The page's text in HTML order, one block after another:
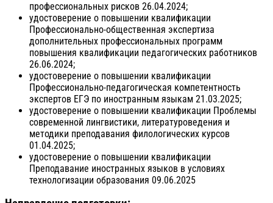
профессиональных рисков 26.04.2024;
удостоверение о повышении квалификации
Профессионально-общественная экспертиза
дополнительных профессиональных программ
повышения квалификации педагогических работников
26.06.2024;
удостоверение о повышении квалификации
Профессионально-педагогическая компетентность
экспертов ЕГЭ по иностранным языкам 21.03.2025;
удостоверение о повышении квалификации Проблемы
современной лингвистики, литературоведения и
методики преподавания филологических курсов
01.04.2025;
удостоверение о повышении квалификации
Преподавание иностранных языков в условиях
технологизации образования 09.06.2025